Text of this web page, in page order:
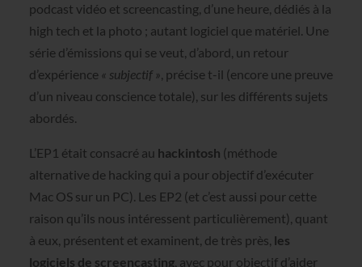
podcast vidéo et screencasting, d’une heure, dédiés à la
high tech et la photo ; autant logiciel que matériel. Une
série d’émissions qui se veut, d’abord, un retour
d’expérience « subjectif », précise t-il (encore une preuve
d’un niveau conscience totale), sur les différents sujets
abordés.
L’EP1 était consacré au hackintosh (méthode
alternative de hacking qui a pour objectif d’exécuter
Mac OS sur un PC). Les EP2 (et c’est aussi pour cette
raison qu’ils nous intéressent particulièrement), quant
à eux, présentent et examinent, de très près, les
logiciels de screencasting, avec pour objectif d’aider